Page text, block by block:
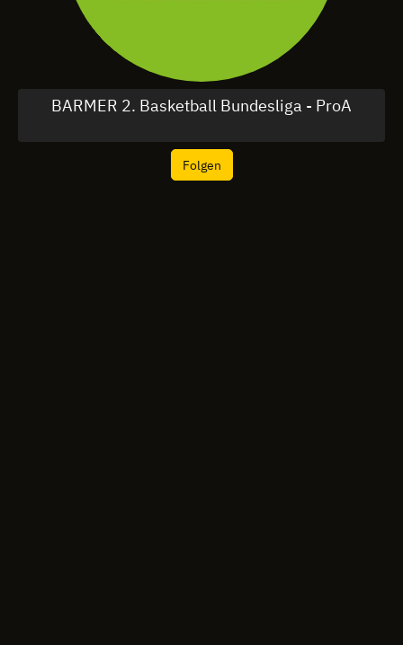
BARMER 2. Basketball Bundesliga - ProA
Folgen